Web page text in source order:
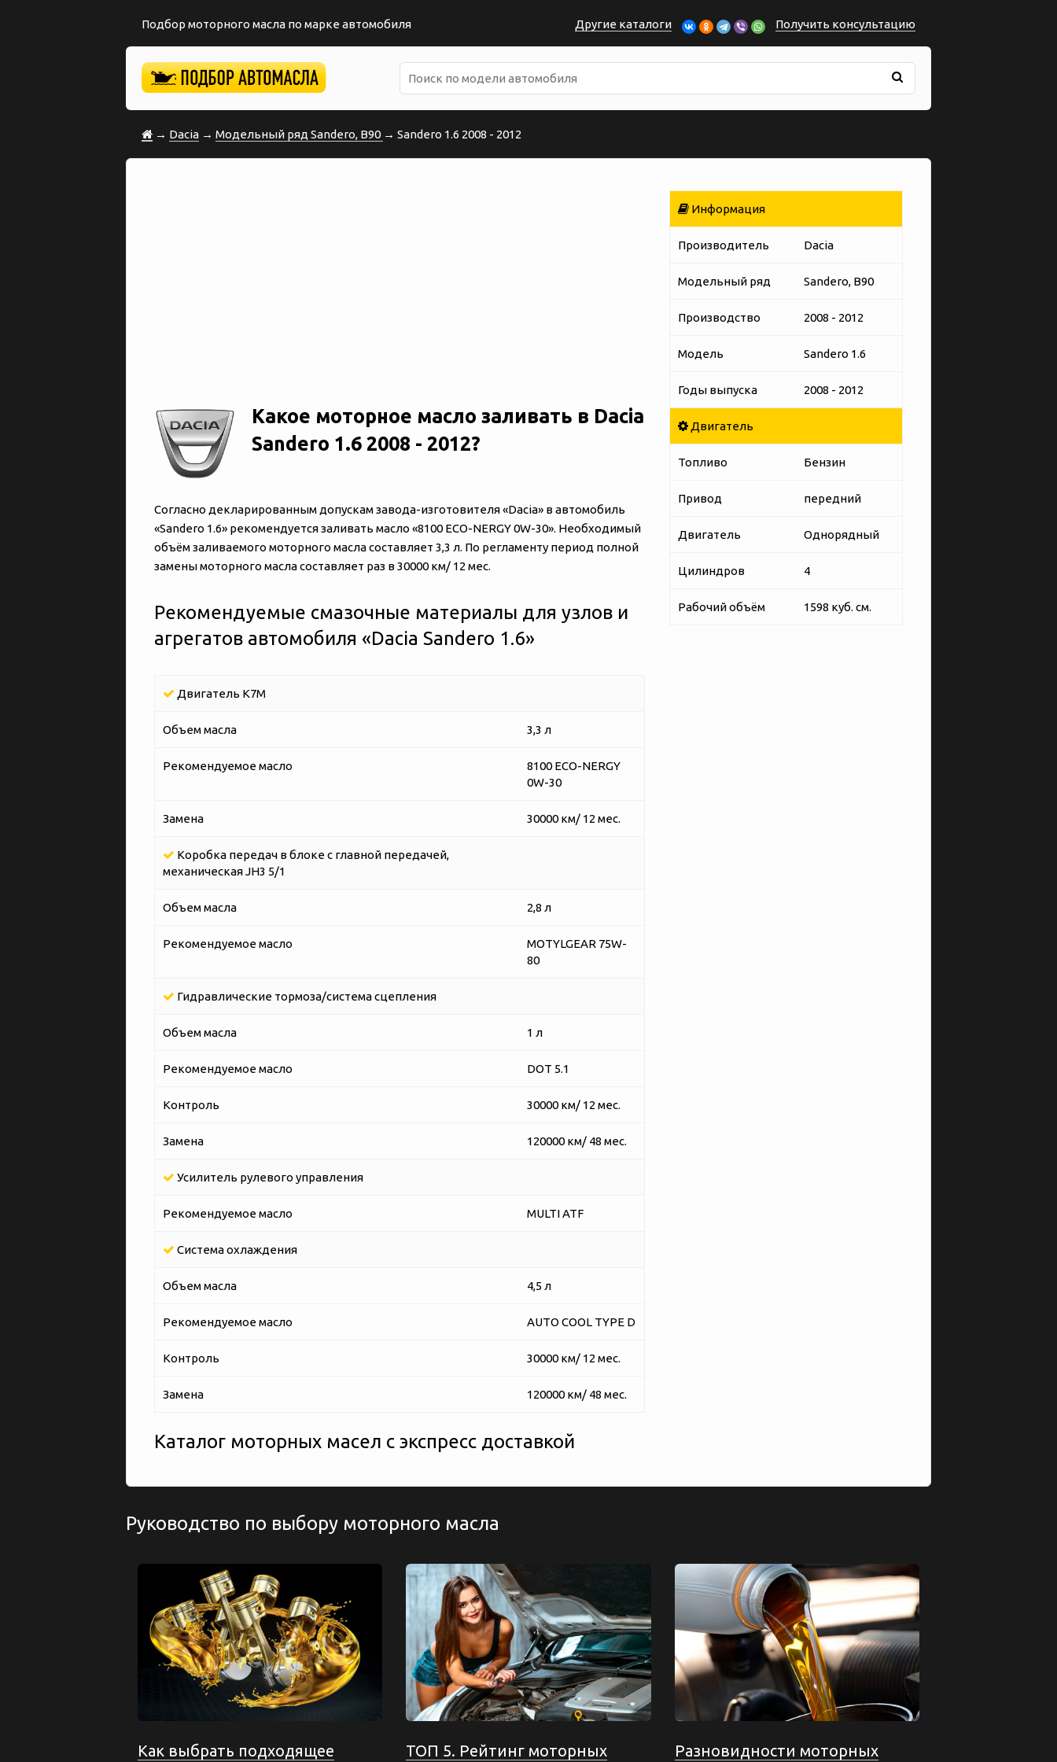
Подбор моторного масла по марке автомобиля Другие каталоги Получить консультацию
→ Dacia → Модельный ряд Sandero, B90 → Sandero 1.6 2008 - 2012
Какое моторное масло заливать в Dacia
Sandero 1.6 2008 - 2012?
Согласно декларированным допускам завода-изготовителя «‎‎Dacia» в автомобиль
«‎‎Sandero 1.6» рекомендуется заливать масло «8100 ECO-NERGY 0W-30». Необходимый
объём заливаемого моторного масла составляет 3,3 л. По регламенту период полной
замены моторного масла составляет раз в 30000 км/ 12 мес.
Рекомендуемые смазочные материалы для узлов и
агрегатов автомобиля «‎‎Dacia Sandero 1.6»
Двигатель K7M
Объем масла 3,3 л
Рекомендуемое масло
8100 ECO-NERGY
0W-30
Замена 30000 км/ 12 мес.
Коробка передач в блоке с главной передачей,
механическая JH3 5/1
Объем масла 2,8 л
Рекомендуемое масло
MOTYLGEAR 75W-
80
Гидравлические тормоза/система сцепления
Объем масла 1 л
Рекомендуемое масло DOT 5.1
Контроль 30000 км/ 12 мес.
Замена 120000 км/ 48 мес.
Усилитель рулевого управления
Рекомендуемое масло MULTI ATF
Система охлаждения
Объем масла 4,5 л
Рекомендуемое масло AUTO COOL TYPE D
Контроль 30000 км/ 12 мес.
Замена 120000 км/ 48 мес.
Каталог моторных масел с экспресс доставкой
Информация
Производитель Dacia
Модельный ряд Sandero, B90
Производство 2008 - 2012
Модель Sandero 1.6
Годы выпуска 2008 - 2012
Двигатель
Топливо Бензин
Привод передний
Двигатель Однорядный
Цилиндров 4
Рабочий объём 1598 куб. см.
Руководство по выбору моторного масла
Как выбрать подходящее ТОП 5. Рейтинг моторных Разновидности моторных